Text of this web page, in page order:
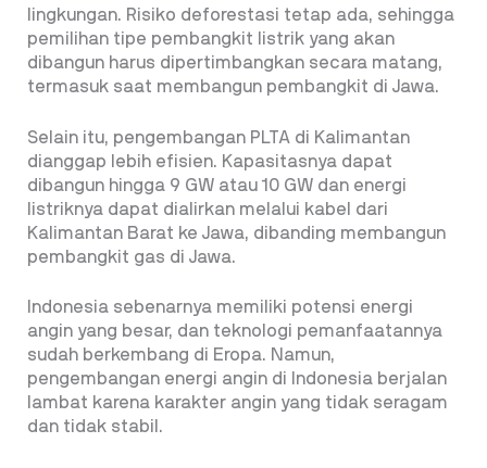
lingkungan. Risiko deforestasi tetap ada, sehingga
pemilihan tipe pembangkit listrik yang akan
dibangun harus dipertimbangkan secara matang,
termasuk saat membangun pembangkit di Jawa.
Selain itu, pengembangan PLTA di Kalimantan
dianggap lebih efisien. Kapasitasnya dapat
dibangun hingga 9 GW atau 10 GW dan energi
listriknya dapat dialirkan melalui kabel dari
Kalimantan Barat ke Jawa, dibanding membangun
pembangkit gas di Jawa.
Indonesia sebenarnya memiliki potensi energi
angin yang besar, dan teknologi pemanfaatannya
sudah berkembang di Eropa. Namun,
pengembangan energi angin di Indonesia berjalan
lambat karena karakter angin yang tidak seragam
dan tidak stabil.